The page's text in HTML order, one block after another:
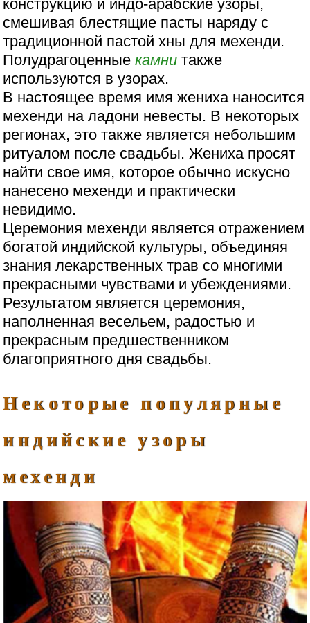
конструкцию и индо-арабские узоры,
смешивая блестящие пасты наряду с
традиционной пастой хны для мехенди.
Полудрагоценныекамни также
используются в узорах.
В настоящее время имя жениха наносится
мехенди на ладони невесты. В некоторых
регионах, это также является небольшим
ритуалом после свадьбы. Жениха просят
найти свое имя, которое обычно искусно
нанесено мехенди и практически
невидимо.
Церемония мехенди является отражением
богатой индийской культуры, объединяя
знания лекарственных трав со многими
прекрасными чувствами и убеждениями.
Результатом является церемония,
наполненная весельем, радостью и
прекрасным предшественником
благоприятного дня свадьбы.
Некоторые популярные
индийские узоры
мехенди